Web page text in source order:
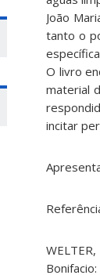
João
tanto o
O livro
material
incitar
WELTER,